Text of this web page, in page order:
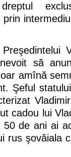
dreptul
să
amînă
Şeful
cadou lui
de ani ai
rus şovăiala